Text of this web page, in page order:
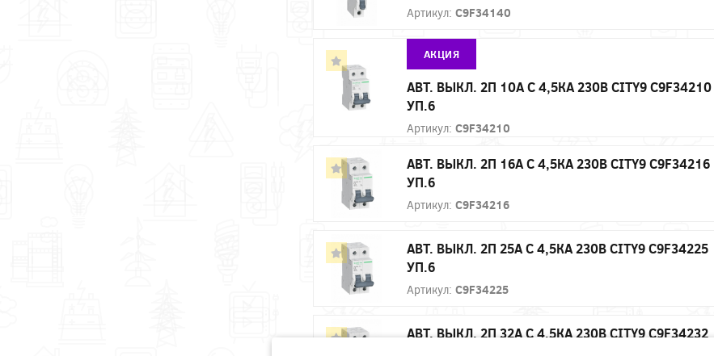
Артикул: C9F34140
АКЦИЯ
АВТ. ВЫКЛ. 2П 10А С 4,5КА 230В CITY9 C9F34210
УП.6
Артикул: C9F34210
АВТ. ВЫКЛ. 2П 16А С 4,5КА 230В CITY9 C9F34216
УП.6
Артикул: C9F34216
АВТ. ВЫКЛ. 2П 25А С 4,5КА 230В CITY9 C9F34225
УП.6
Артикул: C9F34225
АВТ. ВЫКЛ. 2П 32А С 4,5КА 230В CITY9 C9F34232